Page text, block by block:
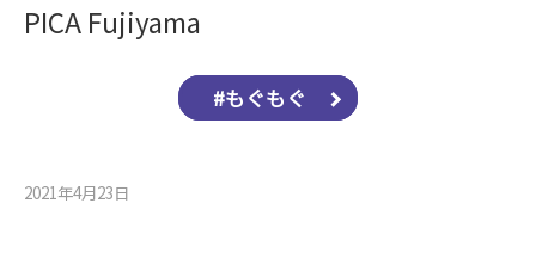
PICA Fujiyama
#もぐもぐ
2021年4月23⽇